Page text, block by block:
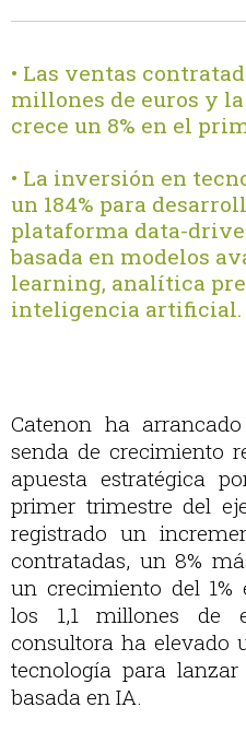
• Las ventas
millones de euros y
crece un 8% en el
• La inversión en
un 184% para
plataforma data-
basada en modelos
learning, analítica
inteligencia artificial.
Catenon ha
senda de crecimiento
apuesta estratégica
primer trimestre del
registrado un
contratadas, un 8%
un crecimiento del 1%
los 1,1 millones de
consultora ha elevado
tecnología para
basada en IA.